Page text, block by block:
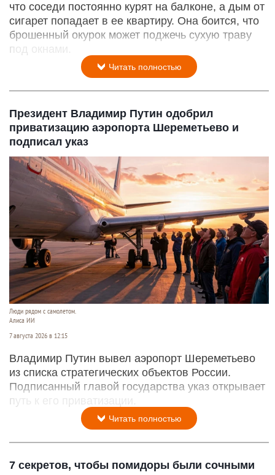
что соседи постоянно курят на балконе, а дым от
сигарет попадает в ее квартиру. Она боится, что
брошенный окурок может поджечь сухую траву
под окнами.
Читать полностью
Президент Владимир Путин одобрил
приватизацию аэропорта Шереметьево и
подписал указ
Люди рядом с самолетом.
Алиса ИИ
7 августа 2026 в 12:15
Владимир Путин вывел аэропорт Шереметьево
из списка стратегических объектов России.
Подписанный главой государства указ открывает
путь к его приватизации.
Читать полностью
7 секретов, чтобы помидоры были сочными